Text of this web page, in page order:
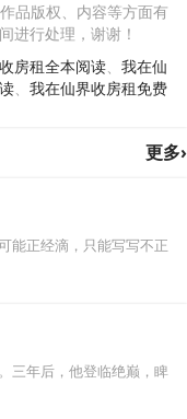
品版权、内容等方面有
进行处理，谢谢！
房租全本阅读、 我在仙
、 我在仙界收房租免费
更多›
能正经滴，只能写写不正
三年后，他登临绝巅，睥